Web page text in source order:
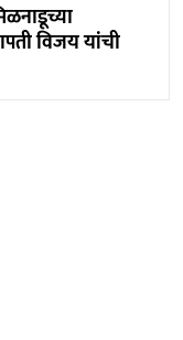
विजय यांची